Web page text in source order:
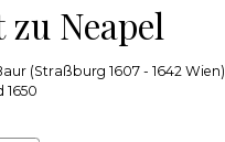
Neapel
(Straßburg 1607 - 1642 Wien)
1650